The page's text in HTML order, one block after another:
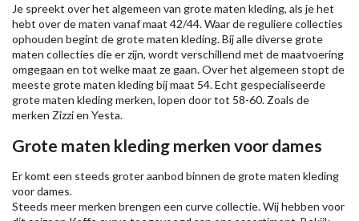
Je spreekt over het algemeen van grote maten kleding, als je het
hebt over de maten vanaf maat 42/44. Waar de reguliere collecties
ophouden begint de grote maten kleding. Bij alle diverse grote
maten collecties die er zijn, wordt verschillend met de maatvoering
omgegaan en tot welke maat ze gaan. Over het algemeen stopt de
meeste grote maten kleding bij maat 54. Echt gespecialiseerde
grote maten kleding merken, lopen door tot 58-60. Zoals de
merken Zizzien Yesta.
Grote maten kleding merken voor dames
Er komt een steeds groter aanbod binnen de grote maten kleding
voor dames.
Steeds meer merken brengen een curve collectie. Wij hebben voor